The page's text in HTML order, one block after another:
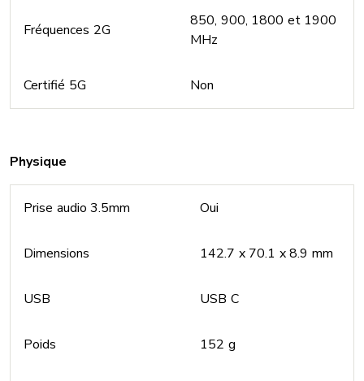
Fréquences 2G
850, 900, 1800 et 1900
MHz
Certifié 5G Non
Physique
Prise audio 3.5mm Oui
Dimensions 142.7 x 70.1 x 8.9 mm
USB USB C
Poids 152 g